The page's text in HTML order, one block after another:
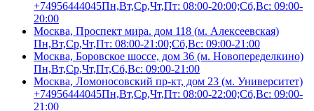
+74956444045Пн,Вт,Ср,Чт,Пт: 08:00-20:00;Сб,Вс: 09:00-
20:00
Москва, Проспект мира. дом 118 (м. Алексеевская)
Пн,Вт,Ср,Чт,Пт: 08:00-21:00;Сб,Вс: 09:00-21:00
Москва, Боровское шоссе, дом 36 (м. Новопеределкино)
Пн,Вт,Ср,Чт,Пт,Сб,Вс: 09:00-21:00
Москва, Ломоносовский пр-кт, дом 23 (м. Университет)
+74956444045Пн,Вт,Ср,Чт,Пт: 08:00-22:00;Сб,Вс: 09:00-
21:00